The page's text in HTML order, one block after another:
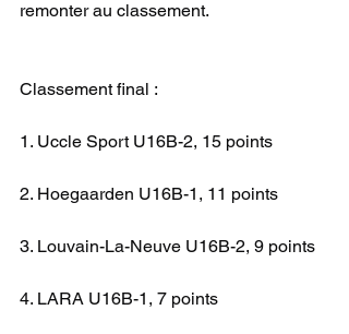
remonter au classement.
Classement final :
1. Uccle Sport U16B-2, 15 points
2. Hoegaarden U16B-1, 11 points
3. Louvain-La-Neuve U16B-2, 9 points
4. LARA U16B-1, 7 points